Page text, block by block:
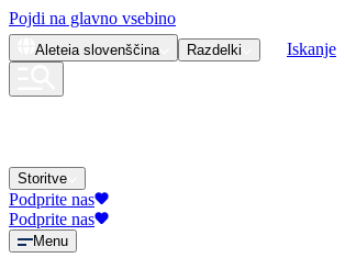
Pojdi na glavno vsebino
Aleteia slovenščina Razdelki Iskanje
Storitve
Podprite nas
Podprite nas
Menu